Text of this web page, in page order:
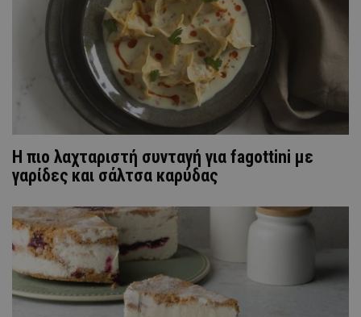
H πιο λαχταριστή συνταγή για fagottini με
γαρίδες και σάλτσα καρύδας